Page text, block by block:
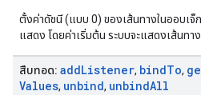
ตั้งค่าดัชนี (แบบ 0) ของเส้นทางในออบเจ็
แสดง โดยค่าเริ่มต้น ระบบจะแสดงเส้นทา
สืบทอด: addListener, bindTo,
Values, unbind, unbindAll